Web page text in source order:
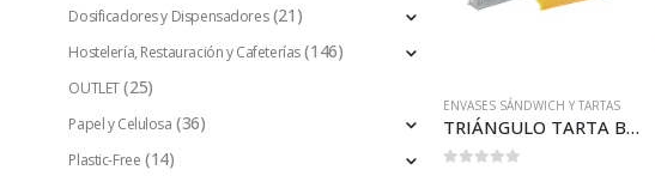
ENVASES SÁNDWICH Y TARTAS
TRIÁNGULO TARTA BAJO (ET90)
Dosificadores y Dispensadores (21)
Hostelería, Restauración y Cafeterías (146)
OUTLET (25)
Papel y Celulosa (36)
Plastic-Free (14)